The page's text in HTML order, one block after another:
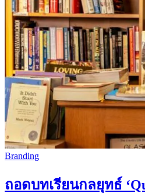
Branding
ถอดบทเรียนกลยุทธ์